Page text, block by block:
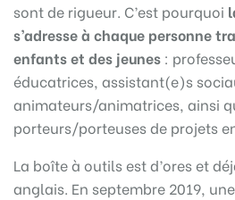
sont de rigueur. C’est pourquoi
s’adresse à chaque personne
enfants et des jeunes :
éducatrices, assistant(e)s
animateurs/animatrices, ainsi
porteurs/porteuses de projets
La boîte à outils est d’ores et
anglais. En septembre 2019,